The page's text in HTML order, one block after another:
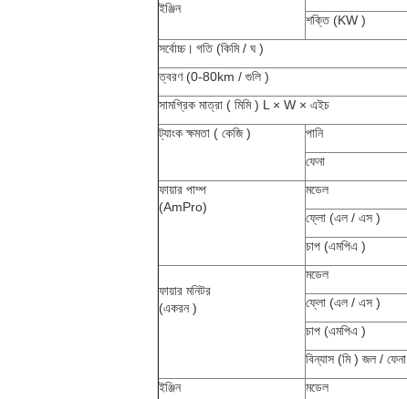
ইঞ্জিন
শক্তি (KW )
সর্বোচ্চ। গতি (কিমি / ঘ )
ত্বরণ (0-80km / গুলি )
সামগ্রিক মাত্রা ( মিমি) L × W × এইচ
ট্যাংক ক্ষমতা ( কেজি) পানি
ফেনা
ফায়ার পাম্প
(AmPro)
মডেল
ফ্লো (এল / এস )
চাপ (এমপিএ )
ফায়ার মনিটর
(একরন)
মডেল
ফ্লো (এল / এস )
চাপ (এমপিএ )
বিন্যাস (মি) জল / ফেনা
ইঞ্জিন মডেল